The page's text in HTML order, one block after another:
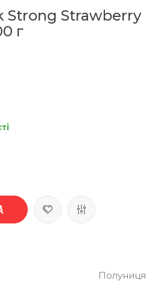
Strong Strawberry
г
Полуниця